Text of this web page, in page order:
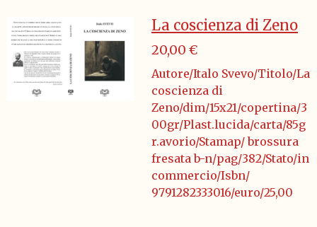
La coscienza di Zeno
20,00 €
Autore/Italo Svevo/Titolo/La
coscienza di
Zeno/dim/15x21/copertina/3
00gr/Plast.lucida/carta/85g
r.avorio/Stamap/ brossura
fresata b-n/pag/382/Stato/in
commercio/Isbn/
9791282333016/euro/25,00